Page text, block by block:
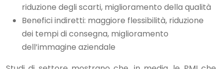
riduzione degli scarti, miglioramento della qualità
Benefici indiretti: maggiore flessibilità, riduzione
dei tempi di consegna, miglioramento
dell’immagine aziendale